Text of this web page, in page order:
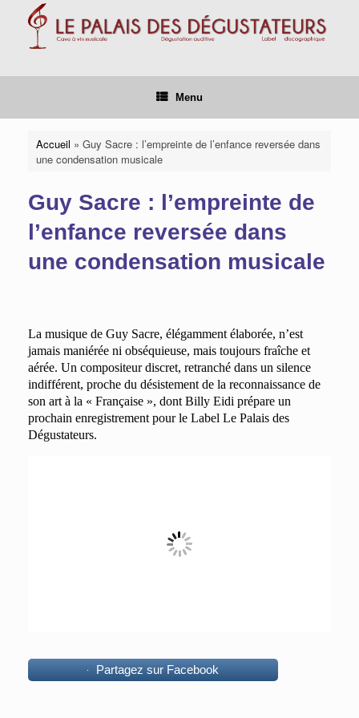
Menu
Accueil » Guy Sacre : l’empreinte de l’enfance reversée dans
une condensation musicale
Guy Sacre : l’empreinte de
l’enfance reversée dans
une condensation musicale
La musique de Guy Sacre, élégamment élaborée, n’est
jamais maniérée ni obséquieuse, mais toujours fraîche et
aérée. Un compositeur discret, retranché dans un silence
indifférent, proche du désistement de la reconnaissance de
son art à la « Française », dont Billy Eidi prépare un
prochain enregistrement pour le Label Le Palais des
Dégustateurs.
Partagez sur Facebook